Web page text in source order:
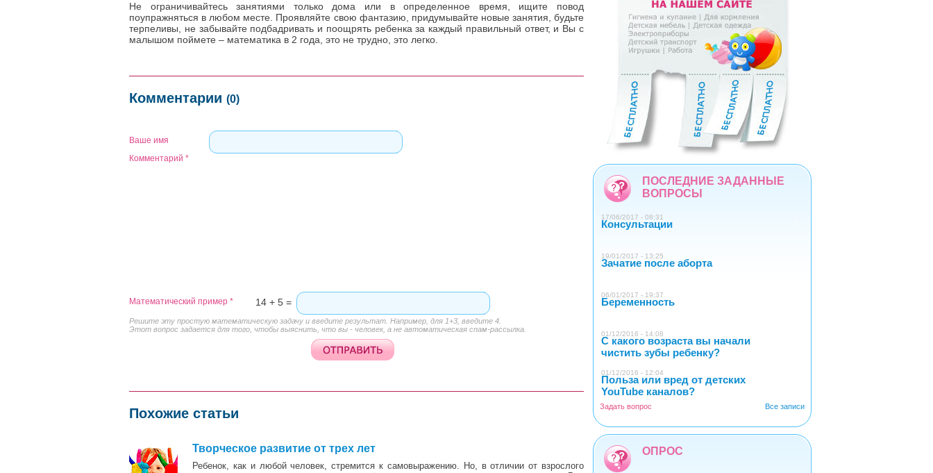
Не ограничивайтесь занятиями только дома или в определенное время, ищите повод
поупражняться в любом месте. Проявляйте свою фантазию, придумывайте новые занятия, будьте
терпеливы, не забывайте подбадривать и поощрять ребенка за каждый правильный ответ, и Вы с
малышом поймете – математика в 2 года, это не трудно, это легко.
Комментарии (0)
Ваше имя
Комментарий *
Этот вопрос задается для того, чтобы выяснить, что вы - человек, а не автоматическая спам-рассылка.
Математический пример * 14 + 5 =
Решите эту простую математическую задачу и введите результат. Например, для 1+3, введите 4.
Похожие статьи
Творческое развитие от трех лет
Ребенок, как и любой человек, стремится к самовыражению. Но, в отличии от взрослого
0123456789
ПОСЛЕДНИЕ ЗАДАННЫЕ
ВОПРОСЫ
17/06/2017 - 08:31
Консультации
19/01/2017 - 13:25
Зачатие после аборта
06/01/2017 - 19:37
Беременность
01/12/2016 - 14:08
С какого возраста вы начали
чистить зубы ребенку?
01/12/2016 - 12:04
Польза или вред от детских
YouTube каналов?
Все записи
Задать вопрос
ОПРОС